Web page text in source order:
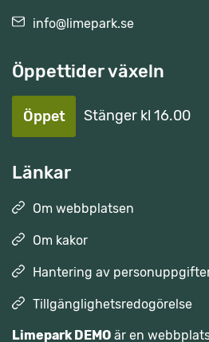
info@limepark.se
Öppettider växeln
Öppet Stänger kl 16.00
Länkar
Om webbplatsen
Om kakor
Hantering av
Tillgänglighetsredogörelse
Limepark DEMO är en